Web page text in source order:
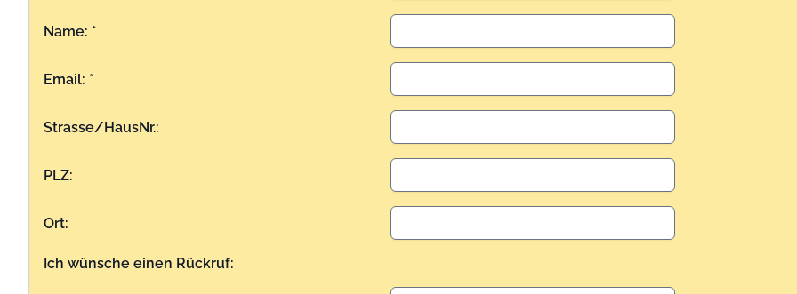
Name: *
Email: *
Strasse/HausNr.:
PLZ:
Ort:
Ich wünsche einen Rückruf: